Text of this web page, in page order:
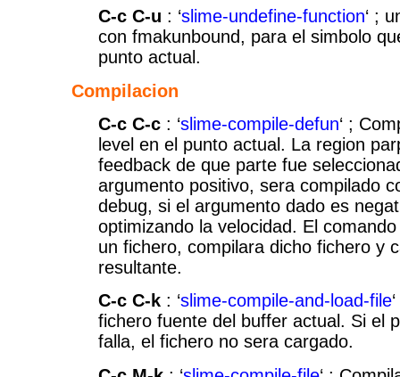
C-c C-u : ‘slime-undefine-function‘ ;
con fmakunbound, para el simbolo
punto actual.
Compilacion
C-c C-c : ‘slime-compile-defun‘ ;
level en el punto actual. La region
feedback de que parte fue
argumento positivo, sera compilado
debug, si el argumento dado es
optimizando la velocidad. El
un fichero, compilara dicho fichero y
resultante.
C-c C-k : ‘slime-compile-and-load-file
fichero fuente del buffer actual. Si el
falla, el fichero no sera cargado.